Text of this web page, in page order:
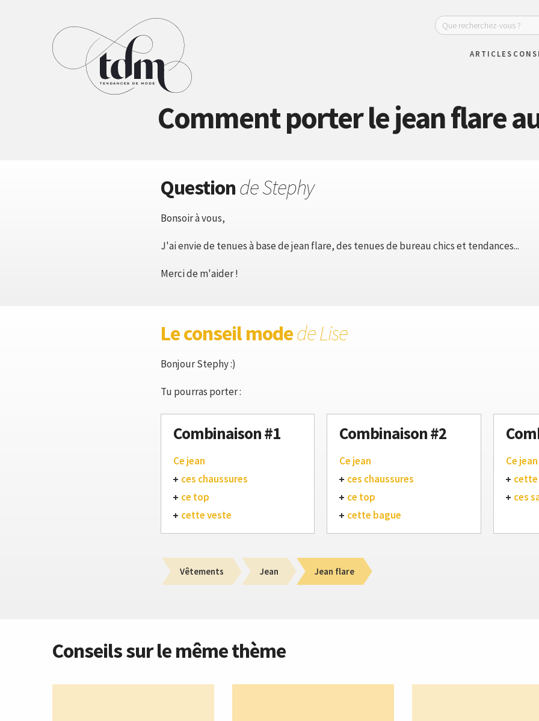
ARTICLES
Comment porter le jean flare
Questionde Stephy
Bonsoir à vous,
J'ai envie de tenues à base de jean flare, des tenues de bureau chics et tendances...
Merci de m'aider !
Le conseil modede Lise
Bonjour Stephy :)
Tu pourras porter :
Combinaison #1
Ce jean
ces chaussures
ce top
cette veste
Combinaison #2
Ce jean
ces chaussures
ce top
cette bague
Ce jean
ces
Vêtements Jean Jean flare
Conseils sur le même thème